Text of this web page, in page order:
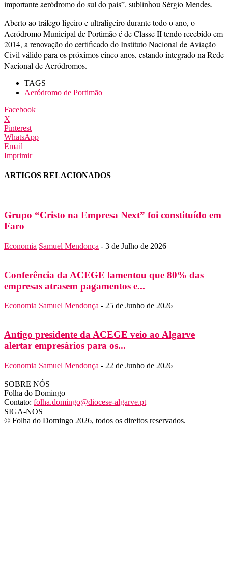
importante aeródromo do sul do país”, sublinhou Sérgio Mendes.
Aberto ao tráfego ligeiro e ultraligeiro durante todo o ano, o
Aeródromo Municipal de Portimão é de Classe II tendo recebido em
2014, a renovação do certificado do Instituto Nacional de Aviação
Civil válido para os próximos cinco anos, estando integrado na Rede
Nacional de Aeródromos.
TAGS
Aeródromo de Portimão
Facebook
X
Pinterest
WhatsApp
Email
Imprimir
ARTIGOS RELACIONADOS
Grupo “Cristo na Empresa Next” foi constituído em
Faro
Economia Samuel Mendonça - 3 de Julho de 2026
Conferência da ACEGE lamentou que 80% das
empresas atrasem pagamentos e...
Economia Samuel Mendonça - 25 de Junho de 2026
Antigo presidente da ACEGE veio ao Algarve
alertar empresários para os...
Economia Samuel Mendonça - 22 de Junho de 2026
SOBRE NÓS
Folha do Domingo
Contato: folha.domingo@diocese-algarve.pt
SIGA-NOS
© Folha do Domingo 2026, todos os direitos reservados.